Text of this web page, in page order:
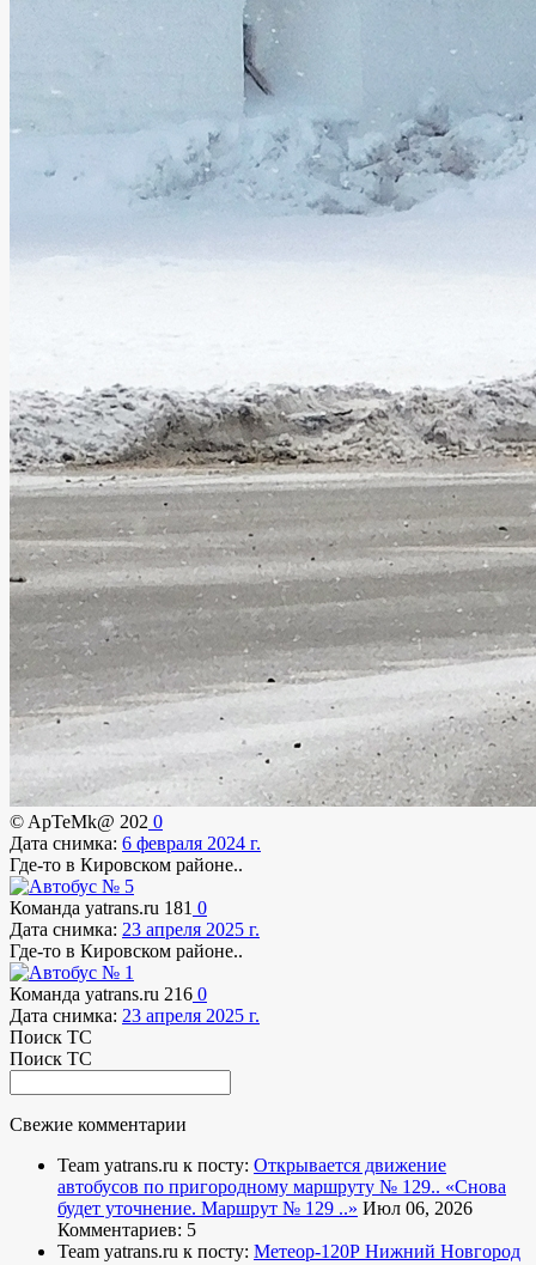
© ApTeMk@ 202 0
Дата снимка: 6 февраля 2024 г.
Где-то в Кировском районе..
Команда yatrans.ru 181 0
Дата снимка: 23 апреля 2025 г.
Где-то в Кировском районе..
Команда yatrans.ru 216 0
Дата снимка: 23 апреля 2025 г.
Поиск ТС
Поиск ТС
Свежие комментарии
Team yatrans.ru к посту: Открывается движение
автобусов по пригородному маршруту № 129.. «Снова
будет уточнение. Маршрут № 129 ..» Июл 06, 2026
Комментариев: 5
Team yatrans.ru к посту: Метеор-120Р Нижний Новгород